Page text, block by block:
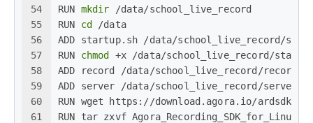
54
55
56
57
58
59
60
61
RUN mkdir /data/school_live_record
RUN cd
/data
ADD startup.sh /data/school_live_record/
RUN chmod
+x /data/school_live_record/
ADD record /data/school_live_record/record
ADD server /data/school_live_record/server
RUN wget https://download.agora.io/ardsdk/
RUN tar zxvf